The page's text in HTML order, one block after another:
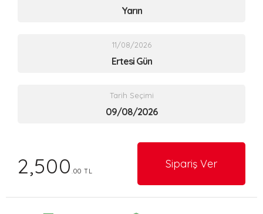
Yarın
11/08/2026
Ertesi Gün
Tarih Seçimi
2,500 .00 TL
Sipariş Ver